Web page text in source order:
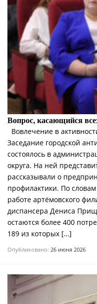
Вопрос, касающийся
Вовлечение в
Заседание городской
состоялось в
округа. На ней
рассказывали о
профилактики. По
работе артёмовского
диспансера Дениса
остаются более 400
189 из которых […]
Опубликовано: 26 июня 2026